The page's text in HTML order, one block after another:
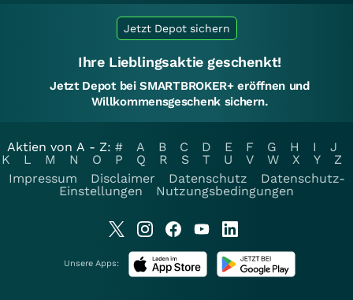
Jetzt Depot sichern
Ihre Lieblingsaktie geschenkt!
Jetzt Depot bei SMARTBROKER+ eröffnen und
Willkommensgeschenk sichern.
Aktien von A - Z: # A B C D E F G H I
J
K
L M N O P Q R S T U V W X Y
Z
Impressum
Disclaimer Datenschutz
Datenschutz-
Einstellungen
Nutzungsbedingungen
Unsere Apps: